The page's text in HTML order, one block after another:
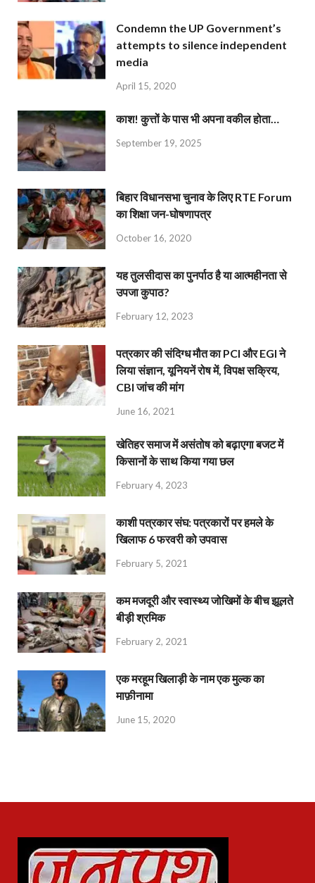
Condemn the UP Government’s
attempts to silence independent
media
April 15, 2020
काश! कुत्तों के पास भी अपना वकील होता…
September 19, 2025
बिहार विधानसभा चुनाव के लिए RTE Forum
का शिक्षा जन-घोषणापत्र
October 16, 2020
यह तुलसीदास का पुनर्पाठ है या आत्महीनता से
उपजा कुपाठ?
February 12, 2023
पत्रकार की संदिग्ध मौत का PCI और EGI ने
लिया संज्ञान, यूनियनें रोष में, विपक्ष सक्रिय,
CBI जांच की मांग
June 16, 2021
खेतिहर समाज में असंतोष को बढ़ाएगा बजट में
किसानों के साथ किया गया छल
February 4, 2023
काशी पत्रकार संघ: पत्रकारों पर हमले के
खिलाफ 6 फरवरी को उपवास
February 5, 2021
कम मजदूरी और स्वास्थ्य जोखिमों के बीच झूलते
बीड़ी श्रमिक
February 2, 2021
एक मरहूम खिलाड़ी के नाम एक मुल्क का
माफ़ीनामा
June 15, 2020